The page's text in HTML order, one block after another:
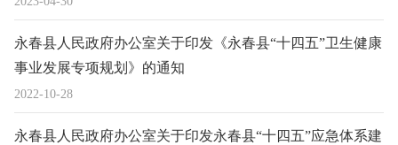
2022-10-28
永春县人民政府办公室关于印发《永春县“十四五”卫生健康
事业发展专项规划》的通知
永春县人民政府办公室关于印发永春县“十四五”应急体系建